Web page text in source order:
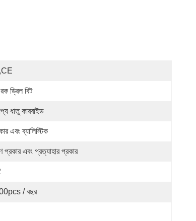
ড্রিল বিট
ধাতু কারবাইড
এবং ব্যালিস্টিক
প্রকার এবং প্রত্যাহার প্রকার
/ বছর